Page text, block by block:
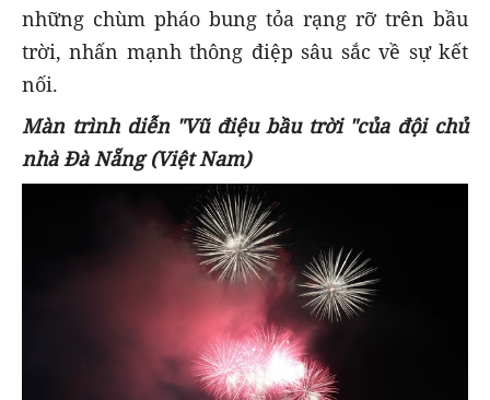
những chùm pháo bung tỏa rạng rỡ trên bầu
trời, nhấn mạnh thông điệp sâu sắc về sự kết
nối.
Màn trình diễn "Vũ điệu bầu trời "của đội chủ
nhà Đà Nẵng (Việt Nam)